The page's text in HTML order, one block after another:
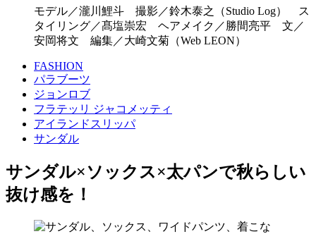
モデル／瀧川鯉斗 撮影／鈴木泰之（Studio Log） ス
タイリング／髙塩崇宏 ヘアメイク／勝間亮平 文／
安岡将文 編集／大崎文菊（Web LEON）
FASHION
パラブーツ
ジョンロブ
フラテッリ ジャコメッティ
アイランドスリッパ
サンダル
サンダル×ソックス×太パンで秋らしい
抜け感を！